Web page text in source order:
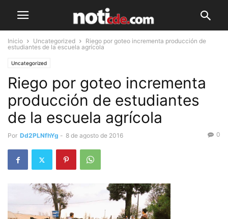
Inicio Uncategorized
Riego por goteo incrementa producción de
estudiantes de la escuela agrícola
Uncategorized
Riego por goteo incrementa
producción de estudiantes
de la escuela agrícola
Por Dd2PLNfhYg - 8 de agosto de 2016 0